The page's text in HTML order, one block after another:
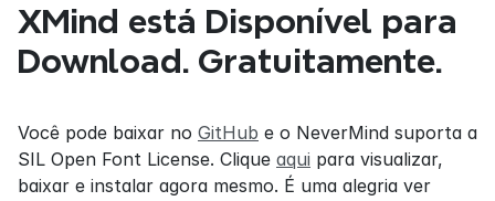
XMind está Disponível para
Download. Gratuitamente.
Você pode baixar no GitHub e o NeverMind suporta a
SIL Open Font License. Clique aqui para visualizar,
baixar e instalar agora mesmo. É uma alegria ver